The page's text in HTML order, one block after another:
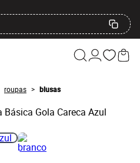
roupas > blusas